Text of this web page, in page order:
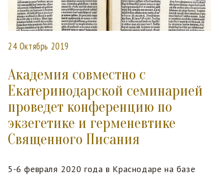
24 Октябрь 2019
Академия совместно с
Екатеринодарской семинарией
проведет конференцию по
экзегетике и герменевтике
Священного Писания
5-6 февраля 2020 года в Краснодаре на базе